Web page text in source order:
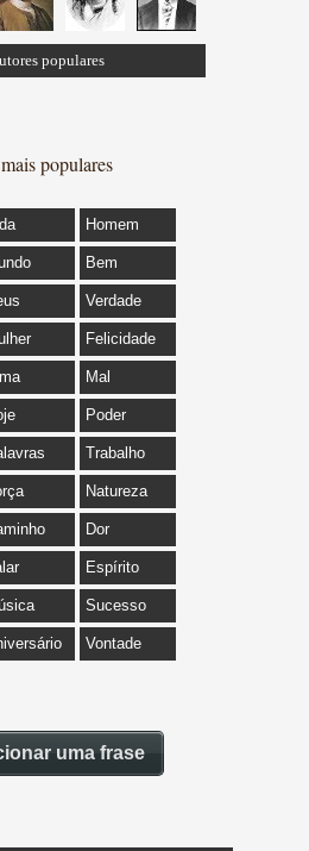
populares
populares
Homem
Bem
Verdade
Felicidade
Mal
Poder
Trabalho
Natureza
Dor
Espírito
Sucesso
Vontade
uma frase